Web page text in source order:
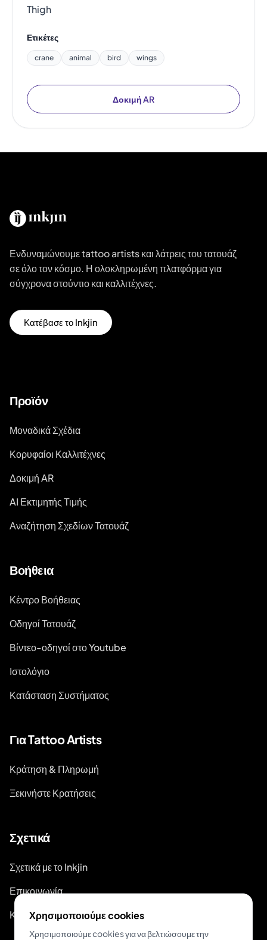
Thigh
Ετικέτες
crane animal bird wings
Δοκιμή AR
Ενδυναμώνουμε tattoo artists και λάτρεις του τατουάζ
σε όλο τον κόσμο. Η ολοκληρωμένη πλατφόρμα για
σύγχρονα στούντιο και καλλιτέχνες.
Κατέβασε το Inkjin
Προϊόν
Μοναδικά Σχέδια
Κορυφαίοι Καλλιτέχνες
Δοκιμή AR
AI Εκτιμητής Τιμής
Αναζήτηση Σχεδίων Τατουάζ
Βοήθεια
Κέντρο Βοήθειας
Οδηγοί Τατουάζ
Βίντεο-οδηγοί στο Youtube
Ιστολόγιο
Κατάσταση Συστήματος
Για Tattoo Artists
Κράτηση & Πληρωμή
Ξεκινήστε Κρατήσεις
Σχετικά
Σχετικά με το Inkjin
Επικοινωνία
Κιτ Επωνυμίας
Χρησιμοποιούμε cookies
Χρησιμοποιούμε cookies για να βελτιώσουμε την